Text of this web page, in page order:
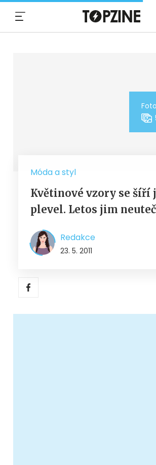
Móda a styl
Květinové vzory se šíří
plevel. Letos jim
Redakce
23. 5. 2011